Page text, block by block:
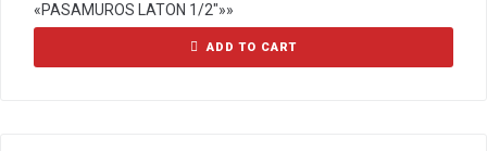
«PASAMUROS LATON 1/2″»»
ADD TO CART